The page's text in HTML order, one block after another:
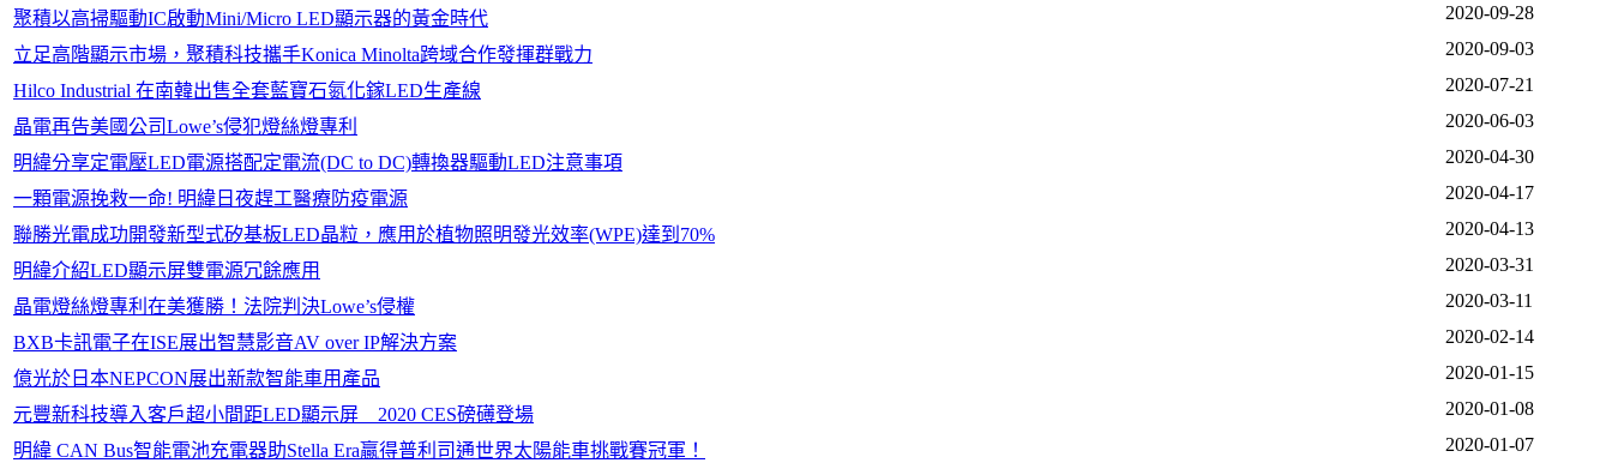
聚積以高掃驅動IC啟動Mini/Micro LED顯示器的黃金時代 2020-09-28
立足高階顯示市場，聚積科技攜手Konica Minolta跨域合作發揮群戰力 2020-09-03
Hilco Industrial 在南韓出售全套藍寶石氮化鎵LED生產線 2020-07-21
晶電再告美國公司Lowe’s侵犯燈絲燈專利 2020-06-03
明緯分享定電壓LED電源搭配定電流(DC to DC)轉換器驅動LED注意事項 2020-04-30
一顆電源挽救一命! 明緯日夜趕工醫療防疫電源 2020-04-17
聯勝光電成功開發新型式矽基板LED晶粒，應用於植物照明發光效率(WPE)達到70% 2020-04-13
明緯介紹LED顯示屏雙電源冗餘應用 2020-03-31
晶電燈絲燈專利在美獲勝！法院判決Lowe’s侵權 2020-03-11
BXB卡訊電子在ISE展出智慧影音AV over IP解決方案 2020-02-14
億光於日本NEPCON展出新款智能車用產品 2020-01-15
元豐新科技導入客戶超小間距LED顯示屏 2020 CES磅礡登場 2020-01-08
明緯 CAN Bus智能電池充電器助Stella Era贏得普利司通世界太陽能車挑戰賽冠軍！ 2020-01-07